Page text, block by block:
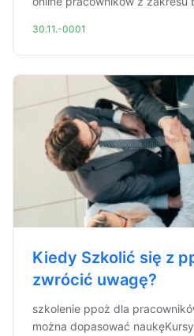
30.11.-0001
Kiedy Szkolić się z
zwrócić uwagę?
szkolenie ppoż dla
można dopasować